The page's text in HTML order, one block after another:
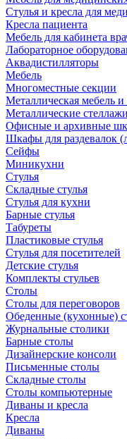
Стулья и кресла для
Кресла пациента
Мебель для кабинета
Лабораторное
Аквадистилляторы
Мебель
Многоместные секции
Металлическая мебель
Металлические стеллажи
Офисные и архивные
Шкафы для раздевалок
Сейфы
Миникухни
Стулья
Складные стулья
Стулья для кухни
Барные стулья
Табуреты
Пластиковые стулья
Стулья для посетителей
Детские стулья
Комплекты стульев
Столы
Столы для переговоров
Обеденные (кухонные)
Журнальные столики
Барные столы
Дизайнерские консоли
Письменные столы
Складные столы
Столы компьютерные
Диваны и кресла
Кресла
Диваны